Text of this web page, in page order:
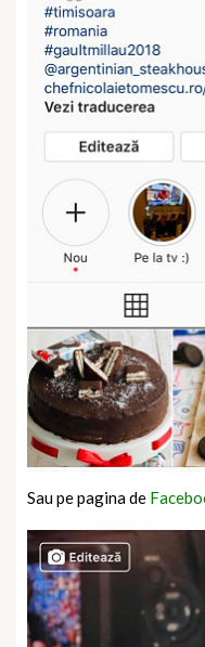
Sau pe pagina de